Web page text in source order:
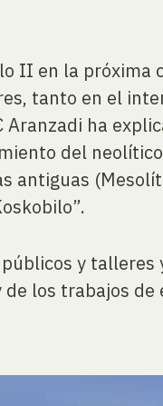
II en la próxima
tanto en el
ha
del
antiguas
y
los trabajos de